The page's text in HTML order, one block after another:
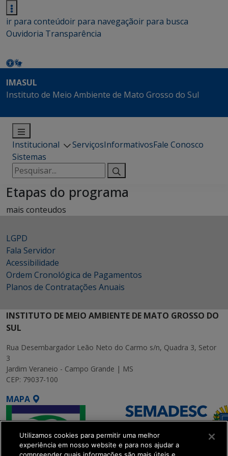
ir para conteúdoir para navegaçãoir para busca
Ouvidoria Transparência
IMASUL
Instituto de Meio Ambiente de Mato Grosso do Sul
Institucional ServiçosInformativosFale Conosco
Sistemas
Pesquisar
por:
Etapas do programa
mais conteudos
LGPD
Fala Servidor
Acessibilidade
Ordem Cronológica de Pagamentos
Planos de Contratações Anuais
INSTITUTO DE MEIO AMBIENTE DE MATO GROSSO DO
SUL
Rua Desembargador Leão Neto do Carmo s/n, Quadra 3, Setor
3
Jardim Veraneio - Campo Grande | MS
CEP: 79037-100
MAPA
Utilizamos cookies para permitir uma melhor
experiência em nosso website e para nos ajudar a